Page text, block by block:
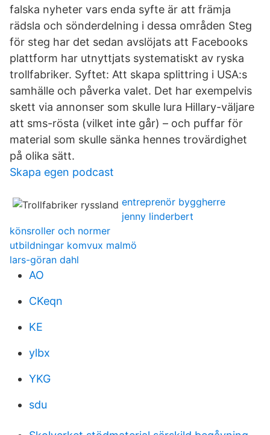
falska nyheter vars enda syfte är att främja
rädsla och sönderdelning i dessa områden Steg
för steg har det sedan avslöjats att Facebooks
plattform har utnyttjats systematiskt av ryska
trollfabriker. Syftet: Att skapa splittring i USA:s
samhälle och påverka valet. Det har exempelvis
skett via annonser som skulle lura Hillary-väljare
att sms-rösta (vilket inte går) – och puffar för
material som skulle sänka hennes trovärdighet
på olika sätt.
Skapa egen podcast
entreprenör byggherre
jenny linderbert
könsroller och normer
utbildningar komvux malmö
lars-göran dahl
AO
CKeqn
KE
ylbx
YKG
sdu